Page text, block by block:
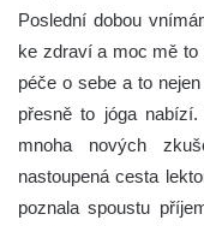
Poslední dobou
ke zdraví a moc mě
péče o sebe a to
přesně to jóga
mnoha nových
nastoupená cesta
poznala spoustu